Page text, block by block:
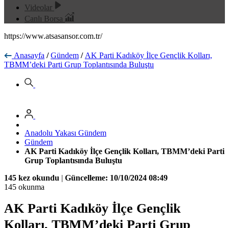
Videolar
Canlı Borsa
https://www.atsasansor.com.tr/
Anasayfa / Gündem / AK Parti Kadıköy İlçe Gençlik Kolları,
TBMM’deki Parti Grup Toplantısında Buluştu
Anadolu Yakası Gündem
Gündem
AK Parti Kadıköy İlçe Gençlik Kolları, TBMM’deki Parti
Grup Toplantısında Buluştu
145 kez okundu | Güncelleme: 10/10/2024 08:49
145 okunma
AK Parti Kadıköy İlçe Gençlik
Kolları, TBMM’deki Parti Grup